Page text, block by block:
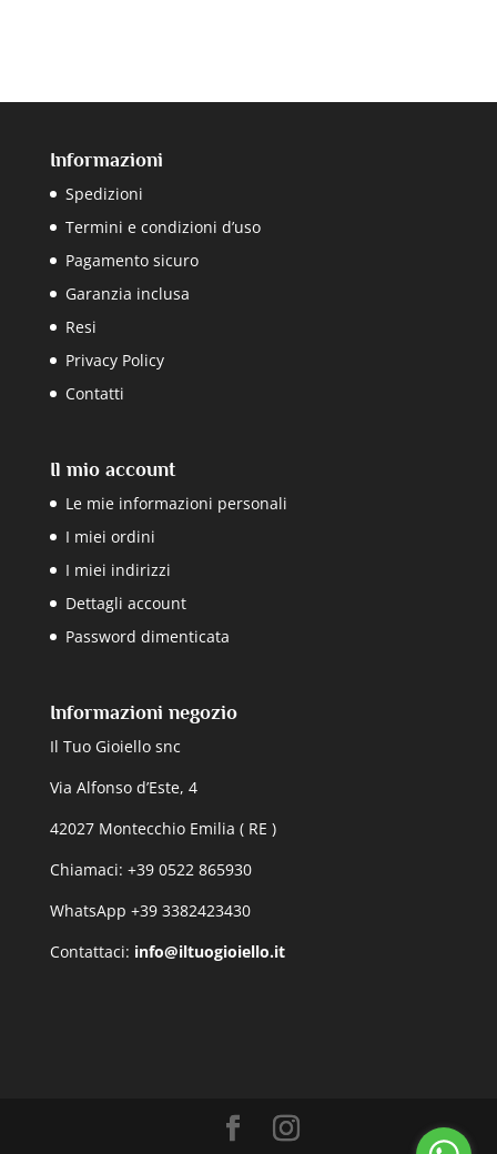
Informazioni
Spedizioni
Termini e condizioni d’uso
Pagamento sicuro
Garanzia inclusa
Resi
Privacy Policy
Contatti
Il mio account
Le mie informazioni personali
I miei ordini
I miei indirizzi
Dettagli account
Password dimenticata
Informazioni negozio
Il Tuo Gioiello snc
Via Alfonso d’Este, 4
42027 Montecchio Emilia ( RE )
Chiamaci: +39 0522 865930
WhatsApp +39 3382423430
Contattaci: info@iltuogioiello.it